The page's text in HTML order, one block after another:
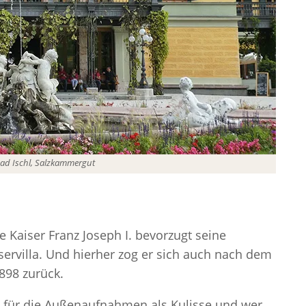
Ischl, Salzkammergut
Franz Joseph I. bevorzugt seine
Und hierher zog er sich auch nach dem
zurück.